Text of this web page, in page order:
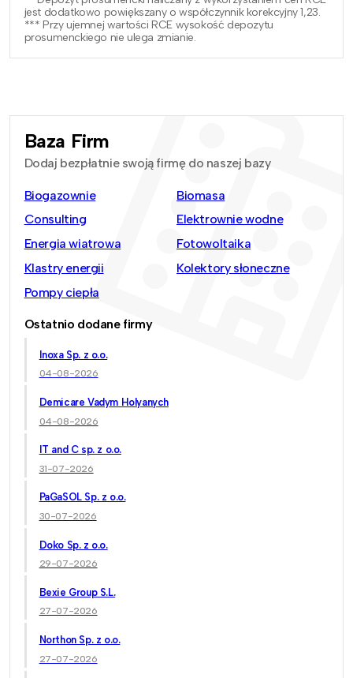
jest dodatkowo powiększany o współczynnik korekcyjny 1,23.
*** Przy ujemnej wartości RCE wysokość depozytu
prosumenckiego nie ulega zmianie.
Baza Firm
Dodaj bezpłatnie swoją firmę do naszej bazy
Biogazownie
Biomasa
Consulting
Elektrownie wodne
Energia wiatrowa
Fotowoltaika
Klastry energii
Kolektory słoneczne
Pompy ciepła
Ostatnio dodane firmy
Inoxa Sp. z o.o.
04-08-2026
Demicare Vadym Holyanych
04-08-2026
IT and C sp. z o.o.
31-07-2026
PaGaSOL Sp. z o.o.
30-07-2026
Doko Sp. z o.o.
29-07-2026
Bexie Group S.L.
27-07-2026
Northon Sp. z o.o.
27-07-2026